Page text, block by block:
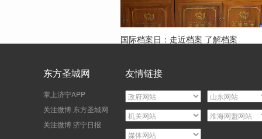
国际档案日：走近档案 了解档案
东方圣城网
掌上济宁APP
关注微博 东方圣城网
关注微博 济宁日报
友情链接